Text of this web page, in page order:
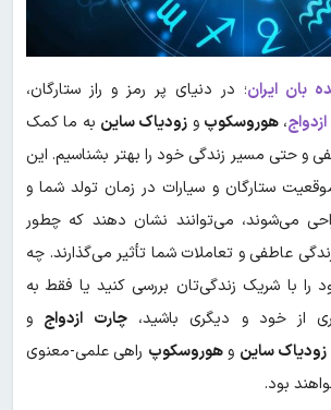
بان ایران؛ در دنیای پر رمز و راز ستارگان،
،هوروسکوپ و زودیاک ساین به ما کمک
و حتی مسیر زندگی خود را بهتر بشناسیم. این
ستارگان و سیارات در زمان تولد شما و
می‌شوند، می‌توانند نشان دهند که چطور
عاطفی و تعاملات شما تأثیر می‌گذارند. چه
را با شریک زندگی‌تان بررسی کنید یا فقط به
از خود و دیگری باشید،چارت ازدواج و
زودیاک ساین وهوروسکوپ راهی علمی-معنوی
بود.